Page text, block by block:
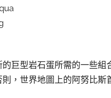
巨型岩石蛋所需的一些
，世界地圖上的阿努比